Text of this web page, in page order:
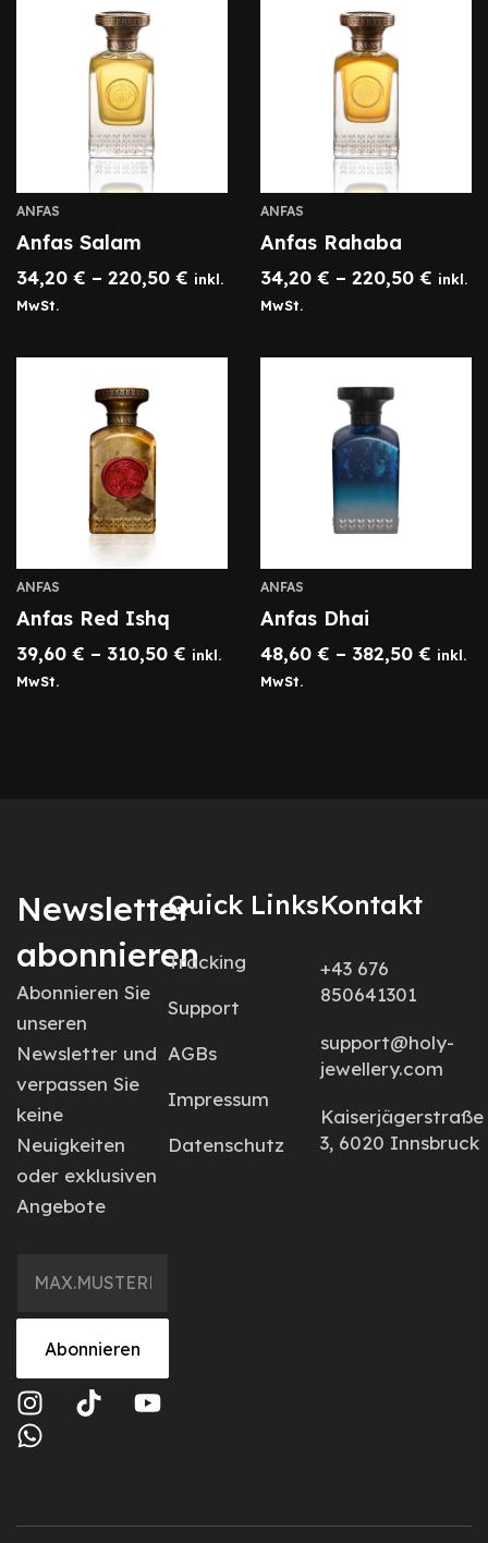
ANFAS
Anfas Salam
34,20 € – 220,50 € inkl.
MwSt.
ANFAS
Anfas Rahaba
34,20 € – 220,50 € inkl.
MwSt.
ANFAS
Anfas Red Ishq
39,60 € – 310,50 € inkl.
MwSt.
ANFAS
Anfas Dhai
48,60 € – 382,50 € inkl.
MwSt.
Newsletter
abonnieren
Abonnieren Sie
unseren
Newsletter und
verpassen Sie
keine
Neuigkeiten
oder exklusiven
Angebote
Abonnieren
Quick Links
Tracking
Support
AGBs
Impressum
Datenschutz
Kontakt
+43 676
850641301
support@holy-
jewellery.com
Kaiserjägerstraße
3, 6020 Innsbruck